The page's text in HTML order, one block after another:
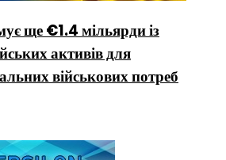
ще €1.4 мільярди із
активів для
військових потреб